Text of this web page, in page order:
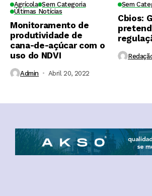
Agrícola Sem Categoria
Últimas Notícias
Monitoramento de
produtividade de
cana-de-açúcar com o
uso do NDVI
Admin Abril 20, 2022
Sem
Cbios: